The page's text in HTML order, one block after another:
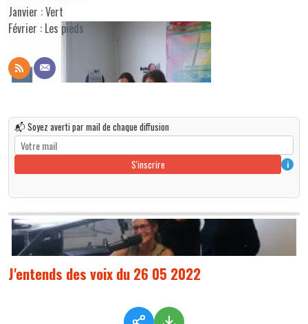
Janvier : Vert
Février : Les pieds
📬 Soyez averti par mail de chaque diffusion
S'inscrire i
J'entends des voix du 26 05 2022